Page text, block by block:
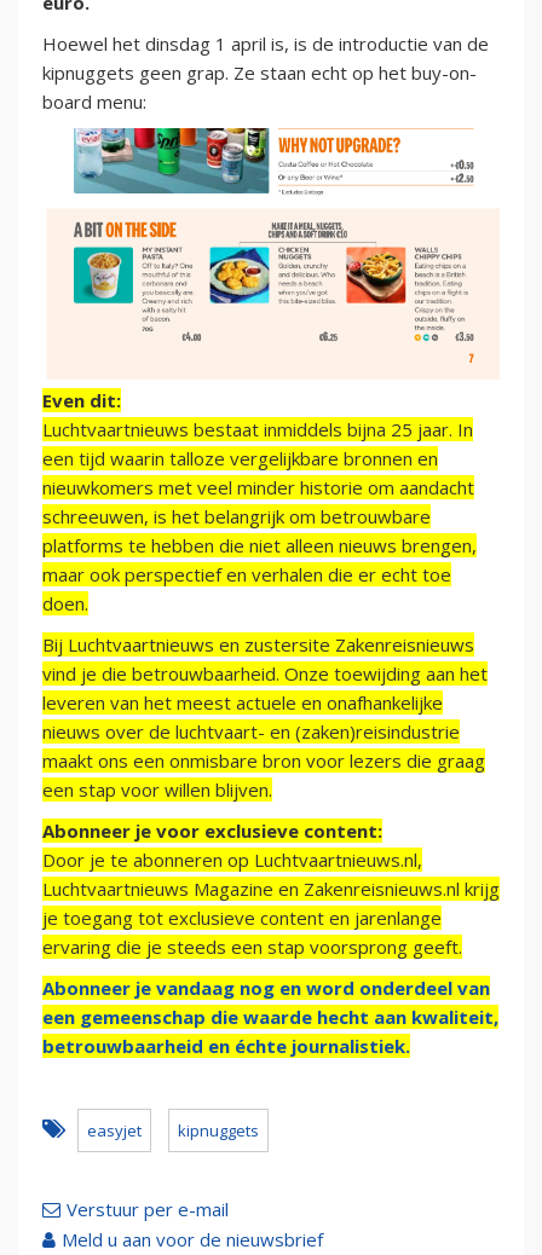
Hoewel het dinsdag 1 april is, is de introductie van de
kipnuggets geen grap. Ze staan echt op het buy-on-
board menu:
Even dit:
Luchtvaartnieuws bestaat inmiddels bijna 25 jaar. In
een tijd waarin talloze vergelijkbare bronnen en
nieuwkomers met veel minder historie om aandacht
schreeuwen, is het belangrijk om betrouwbare
platforms te hebben die niet alleen nieuws brengen,
maar ook perspectief en verhalen die er echt toe
doen.
Bij Luchtvaartnieuws en zustersite Zakenreisnieuws
vind je die betrouwbaarheid. Onze toewijding aan het
leveren van het meest actuele en onafhankelijke
nieuws over de luchtvaart- en (zaken)reisindustrie
maakt ons een onmisbare bron voor lezers die graag
een stap voor willen blijven.
Abonneer je voor exclusieve content:
Door je te abonneren op Luchtvaartnieuws.nl,
Luchtvaartnieuws Magazine en Zakenreisnieuws.nl krijg
je toegang tot exclusieve content en jarenlange
ervaring die je steeds een stap voorsprong geeft.
Abonneer je vandaag nog en word onderdeel van
een gemeenschap die waarde hecht aan kwaliteit,
betrouwbaarheid en échte journalistiek.
easyjet kipnuggets
Verstuur per e-mail
Meld u aan voor de nieuwsbrief